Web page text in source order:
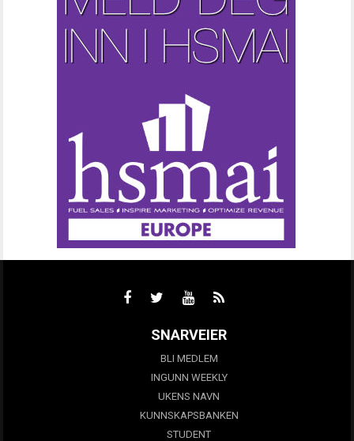
SNARVEIER
BLI MEDLEM
INGUNN WEEKLY
UKENS NAVN
KUNNSKAPSBANKEN
STUDENT